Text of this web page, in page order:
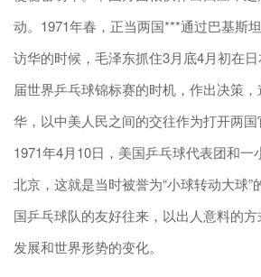
动。1971年春，正当两国***通过巴基斯
访华的时候，毛泽东抓住3月底4月初在
届世界乒乓球锦标赛的时机，作出决策
华，以中美人民之间的交往作为打开两国
1971年4月10日，美国乒乓球代表团和一
北京，这就是当时被誉为“小球转动大球”
国乒乓球队的友好往来，以出人意料的
发展和世界形势的变化。